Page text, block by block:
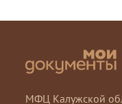
Центр "Мои
Центр "Мои
Маркса
Центр "Мои
МФЦ Калужской